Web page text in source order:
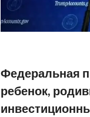
Федеральная
ребенок,